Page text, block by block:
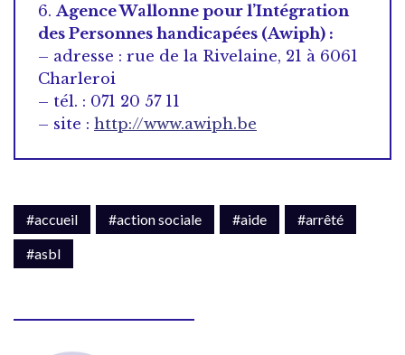
6.Agence Wallonne pour l’Intégration
des Personnes handicapées (Awiph) :
– adresse : rue de la Rivelaine, 21 à 6061
Charleroi
– tél. : 071 20 57 11
– site : http://www.awiph.be
#accueil #action sociale #aide
#arrêté
#asbl